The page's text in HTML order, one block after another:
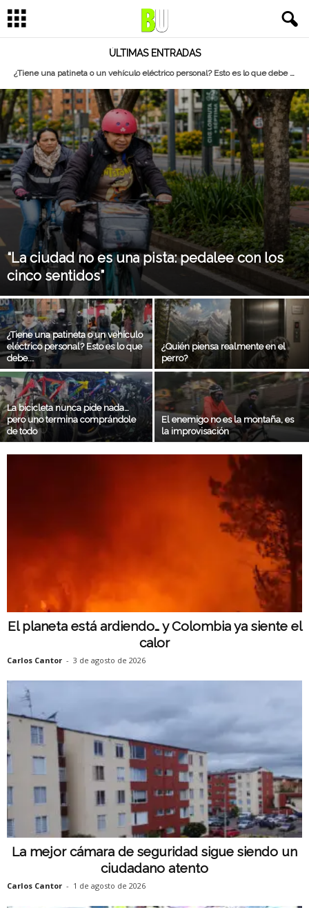
ÚLTIMAS ENTRADAS
¿Tiene una patineta o un vehículo eléctrico personal? Esto es lo que debe saber sobre la nueva reglamentación de la micromovilidad
¿Quién piensa realmente en el perro?
“La ciudad no es una pista: pedalee con los
cinco sentidos”
¿Tiene una patineta o un vehículo
eléctrico personal? Esto es lo que
debe...
¿Quién piensa realmente en el
perro?
La bicicleta nunca pide nada…
pero uno termina comprándole
de todo
El enemigo no es la montaña, es
la improvisación
El planeta está ardiendo… y Colombia ya siente el
calor
Carlos Cantor - 3 de agosto de 2026
La mejor cámara de seguridad sigue siendo un
ciudadano atento
Carlos Cantor - 1 de agosto de 2026